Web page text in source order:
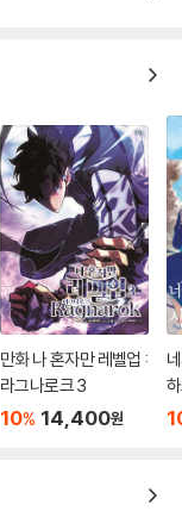
만화 나 혼자만 레벨업 :
라그나로크 3
10% 14,400원